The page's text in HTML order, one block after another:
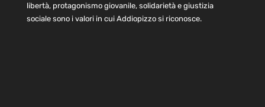
libertà, protagonismo giovanile, solidarietà e giustizia
sociale sono i valori in cui Addiopizzo si riconosce.